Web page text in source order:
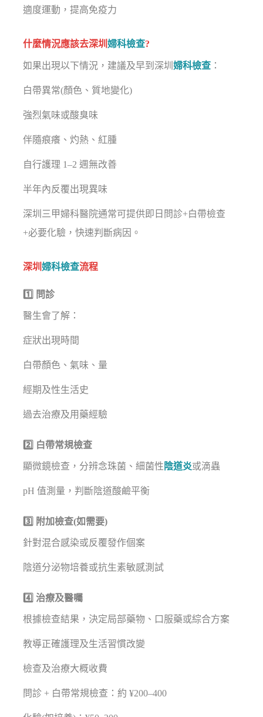
適度運動，提高免疫力
什麼情況應該去深圳婦科檢查?
如果出現以下情況，建議及早到深圳婦科檢查 ：
白帶異常(顏色、質地變化)
強烈氣味或酸臭味
伴隨痕癢、灼熱、紅腫
自行護理 1–2 週無改善
半年內反覆出現異味
深圳三甲婦科醫院通常可提供即日問診+白帶檢查
+必要化驗，快速判斷病因。
深圳婦科檢查流程
1️⃣ 問診
醫生會了解：
症狀出現時間
白帶顏色、氣味、量
經期及性生活史
過去治療及用藥經驗
2️⃣ 白帶常規檢查
顯微鏡檢查，分辨念珠菌、細菌性 陰道炎或滴蟲
pH 值測量，判斷陰道酸鹼平衡
3️⃣ 附加檢查(如需要)
針對混合感染或反覆發作個案
陰道分泌物培養或抗生素敏感測試
4️⃣ 治療及醫囑
根據檢查結果，決定局部藥物、口服藥或綜合方案
教導正確護理及生活習慣改變
檢查及治療大概收費
問診 + 白帶常規檢查：約 ¥200–400